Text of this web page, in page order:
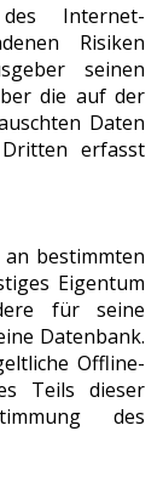
Internet-
Risiken
seinen
die auf der
Daten
erfasst
bestimmten
Eigentum
für seine
Datenbank.
Offline-
Teils dieser
des